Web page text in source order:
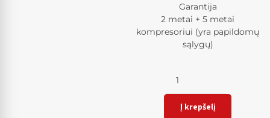
Garantija
2 metai + 5 metai
kompresoriui (yra papildomų
sąlygų)
Į krepšelį